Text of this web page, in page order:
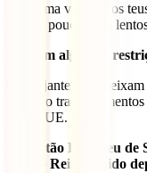
Sim, uma vez que os
ser um pouco mais
Existem algumas
Os viajantes que
poderão trazer
para a UE.
O Cartão Europeu de
para o Reino Unido